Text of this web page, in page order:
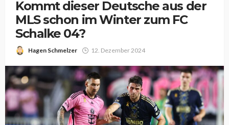
Kommt dieser Deutsche aus der
MLS schon im Winter zum FC
Schalke 04?
Hagen Schmelzer 12. Dezember 2024